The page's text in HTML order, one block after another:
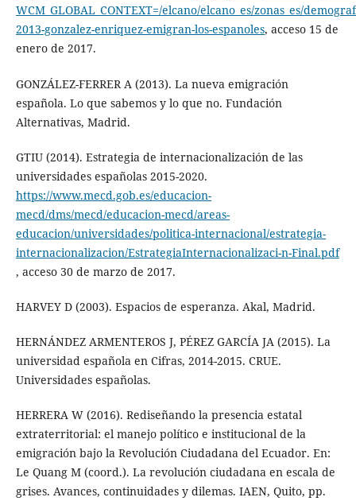
WCM_GLOBAL_CONTEXT=/elcano/elcano_es/zonas_es/
2013-gonzalez-enriquez-emigran-los-espanoles, acceso 15 de
enero de 2017.
GONZÁLEZ-FERRER A (2013). La nueva emigración
española. Lo que sabemos y lo que no. Fundación
Alternativas, Madrid.
GTIU (2014). Estrategia de internacionalización de las
universidades españolas 2015-2020.
https://www.mecd.gob.es/educacion-
mecd/dms/mecd/educacion-mecd/areas-
educacion/universidades/politica-internacional/estrategia-
internacionalizacion/EstrategiaInternacionalizaci-n-Final.pdf
, acceso 30 de marzo de 2017.
HARVEY D (2003). Espacios de esperanza. Akal, Madrid.
HERNÁNDEZ ARMENTEROS J, PÉREZ GARCÍA JA (2015). La
universidad española en Cifras, 2014-2015. CRUE.
Universidades españolas.
HERRERA W (2016). Rediseñando la presencia estatal
extraterritorial: el manejo político e institucional de la
emigración bajo la Revolución Ciudadana del Ecuador. En:
Le Quang M (coord.). La revolución ciudadana en escala de
grises. Avances, continuidades y dilemas. IAEN, Quito, pp.